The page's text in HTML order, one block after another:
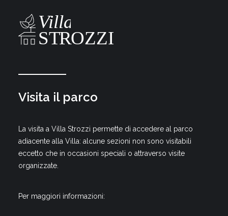
Visita il parco
La visita a Villa Strozzi permette di accedere al parco
adiacente alla Villa: alcune sezioni non sono visitabili
eccetto che in occasioni speciali o attraverso visite
organizzate.
Per maggiori informazioni: